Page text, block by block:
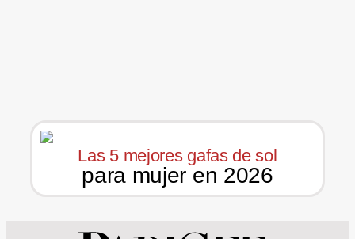
Las 5 mejores gafas de sol
para mujer en 2026